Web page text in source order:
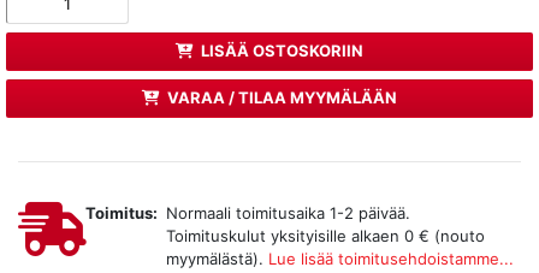
LISÄÄ OSTOSKORIIN
VARAA / TILAA MYYMÄLÄÄN
Toimitus: Normaali toimitusaika 1-2 päivää.
Toimituskulut yksityisille alkaen 0 € (nouto
myymälästä). Lue lisää toimitusehdoistamme...